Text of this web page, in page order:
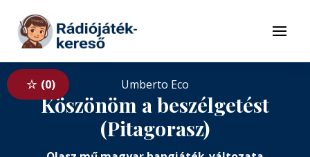
Tovább a tartalomhoz
Menü
0 Umberto Eco
Köszönöm a beszélgetést
(Pitagorasz)